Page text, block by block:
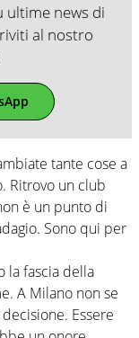
ultime news di
al nostro
tante cose a
Ritrovo un club
è un punto di
Sono qui per
la fascia della
A Milano non se
Essere